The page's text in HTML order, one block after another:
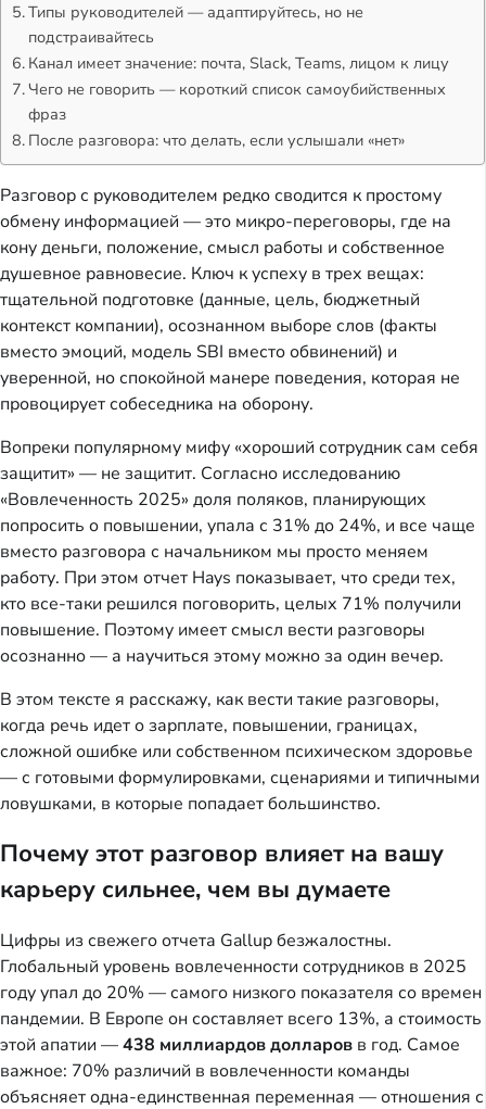
Типы руководителей — адаптируйтесь, но не
подстраивайтесь
Канал имеет значение: почта, Slack, Teams, лицом к лицу
Чего не говорить — короткий список самоубийственных
фраз
После разговора: что делать, если услышали «нет»
Разговор с руководителем редко сводится к простому
обмену информацией — это микро-переговоры, где на
кону деньги, положение, смысл работы и собственное
душевное равновесие. Ключ к успеху в трех вещах:
тщательной подготовке (данные, цель, бюджетный
контекст компании), осознанном выборе слов (факты
вместо эмоций, модель SBI вместо обвинений) и
уверенной, но спокойной манере поведения, которая не
провоцирует собеседника на оборону.
Вопреки популярному мифу «хороший сотрудник сам себя
защитит» — не защитит. Согласно исследованию
«Вовлеченность 2025» доля поляков, планирующих
попросить о повышении, упала с 31% до 24%, и все чаще
вместо разговора с начальником мы просто меняем
работу. При этом отчет Hays показывает, что среди тех,
кто все-таки решился поговорить, целых 71% получили
повышение. Поэтому имеет смысл вести разговоры
осознанно — а научиться этому можно за один вечер.
В этом тексте я расскажу, как вести такие разговоры,
когда речь идет о зарплате, повышении, границах,
сложной ошибке или собственном психическом здоровье
— с готовыми формулировками, сценариями и типичными
ловушками, в которые попадает большинство.
Почему этот разговор влияет на вашу
карьеру сильнее, чем вы думаете
Цифры из свежего отчета Gallup безжалостны.
Глобальный уровень вовлеченности сотрудников в 2025
году упал до 20% — самого низкого показателя со времен
пандемии. В Европе он составляет всего 13%, а стоимость
этой апатии —438 миллиардов долларов в год. Самое
важное: 70% различий в вовлеченности команды
объясняет одна-единственная переменная — отношения с